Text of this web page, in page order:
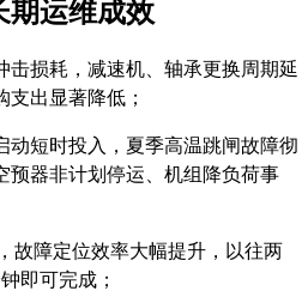
期运维成效
击损耗，减速机、轴承更换周期延
支出显著降低；
动短时投入，夏季高温跳闸故障彻
预器非计划停运、机组降负荷事
故障定位效率大幅提升，以往两
即可完成；